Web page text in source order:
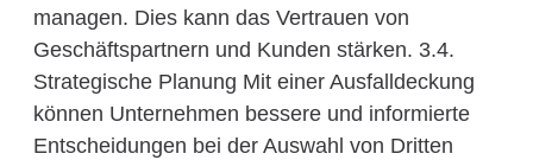
managen. Dies kann das Vertrauen von
Geschäftspartnern und Kunden stärken. 3.4.
Strategische Planung Mit einer Ausfalldeckung
können Unternehmen bessere und informierte
Entscheidungen bei der Auswahl von Dritten